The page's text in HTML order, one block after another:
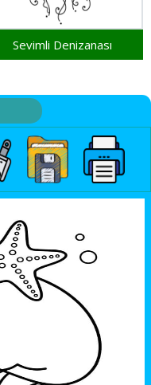
Sevimli Denizanası